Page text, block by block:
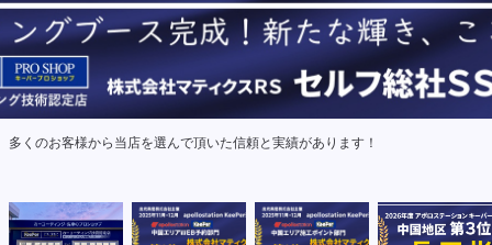
多くのお客様から当店を選んで頂いた信頼と実績があります！